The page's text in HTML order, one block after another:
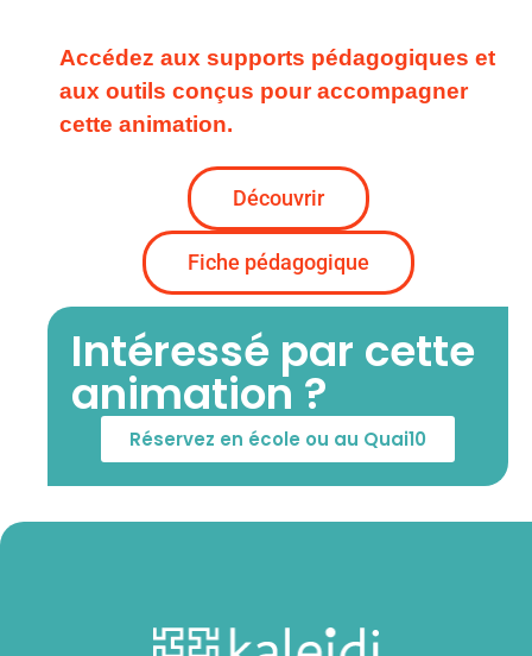
Intéressé par cette
animation ?
Réservez en école ou au Quai10
Accédez aux supports pédagogiques et
aux outils conçus pour accompagner
cette animation.
Découvrir
Fiche pédagogique